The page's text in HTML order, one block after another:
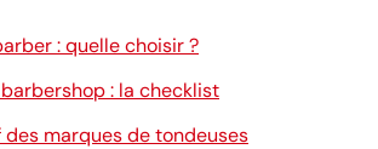
: quelle choisir ?
: la checklist
marques de tondeuses